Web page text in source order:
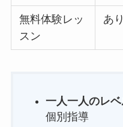
無料体験レッ
スン
あり
一人一人のレ
個別指導